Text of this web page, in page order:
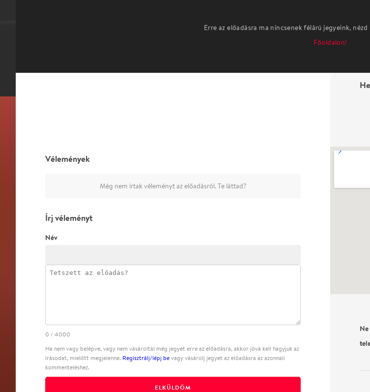
Erre az előadásra ma nincsenek félárú jegyeink,
Főoldalon!
Vélemények
Még nem írtak véleményt az előadásról. Te láttad?
Írj véleményt
Név
0 / 4000
Ha nem vagy belépve, vagy nem vásároltál még jegyet erre az előadásra, akkor jóvá kell hagyjuk az
írásodat, mielőtt megjelenne. Regisztrálj/lépj be vagy vásárolj jegyet az előadásra az azonnali
kommenteléshez.
ELKÜLDÖM